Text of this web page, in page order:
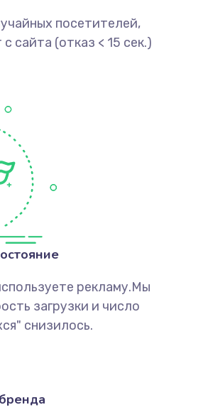
посетителей,
сайта (отказ < 15 сек.)
рекламу.Мы
загрузки и число
снизилось.